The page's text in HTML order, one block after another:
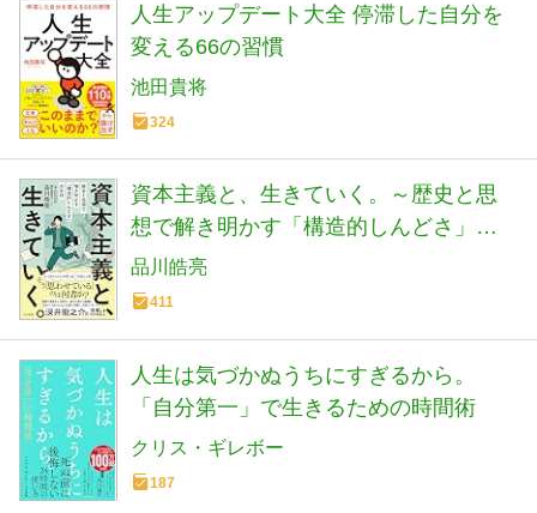
人生アップデート大全 停滞した自分を
変える66の習慣
池田貴将
324
資本主義と、生きていく。～歴史と思
想で解き明かす「構造的しんどさ」の
正体
品川皓亮
411
人生は気づかぬうちにすぎるから。
「自分第一」で生きるための時間術
クリス・ギレボー
187